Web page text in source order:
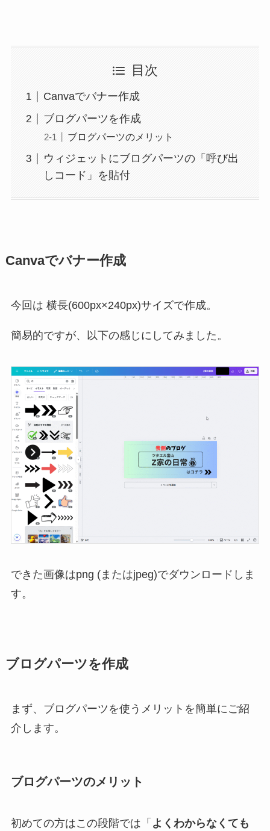
目次
Canvaでバナー作成
ブログパーツを作成
ブログパーツのメリット
ウィジェットにブログパーツの「呼び出
しコード」を貼付
Canvaでバナー作成
今回は 横長(600px×240px)サイズで作成。
簡易的ですが、以下の感じにしてみました。
できた画像はpng (またはjpeg)でダウンロードしま
す。
ブログパーツを作成
まず、ブログパーツを使うメリットを簡単にご紹
介します。
ブログパーツのメリット
初めての方はこの段階では「 よくわからなくても